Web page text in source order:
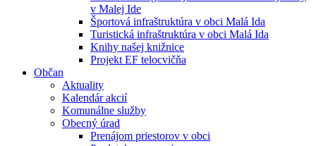
v Malej Ide
Športová infraštruktúra v obci Malá Ida
Turistická infraštruktúra v obci Malá Ida
Knihy našej knižnice
Projekt EF telocvičňa
Občan
Aktuality
Kalendár akcií
Komunálne služby
Obecný úrad
Prenájom priestorov v obci